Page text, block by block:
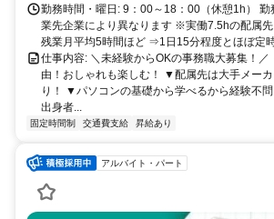
勤務時間・曜日: 9：00～18：00（休憩1h）
業先企業により異なります ※実働7.5hの配属
残業月平均5時間ほど ⇒1日15分程度とほぼ定
仕事内容: ＼未経験からOKの事務職大募集！
由！おしゃれも楽しむ！ ▼配属先は大手メー
り！ ▼パソコンの基礎から学べるから経験不
出身者...
固定時間制 交通費支給 昇給あり
アルバイト・パート